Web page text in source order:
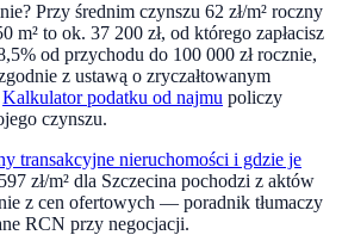
? Przy średnim czynszu 62 zł/m² roczny
m² to ok. 37 200 zł, od którego zapłacisz
od przychodu do 100 000 zł rocznie,
z ustawą o zryczałtowanym
Kalkulator podatku od najmu policzy
czynszu.
transakcyjne nieruchomości i gdzie je
zł/m² dla Szczecina pochodzi z aktów
z cen ofertowych — poradnik tłumaczy
RCN przy negocjacji.